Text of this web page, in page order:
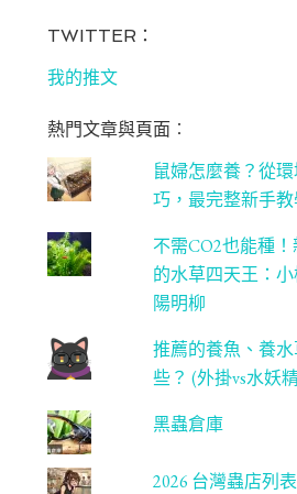
bo
ok
ag
m
C
ha
n
ne
l
TWITTER：
我的推文
熱門文章與頁面︰
鼠婦怎麼養？從
巧，最完整新手教
不需CO2也能種
的水草四天王：
陽明柳
推薦的養魚、養
些？ (外掛vs水妖
黑蟲倉庫
2026 台灣蟲店列表